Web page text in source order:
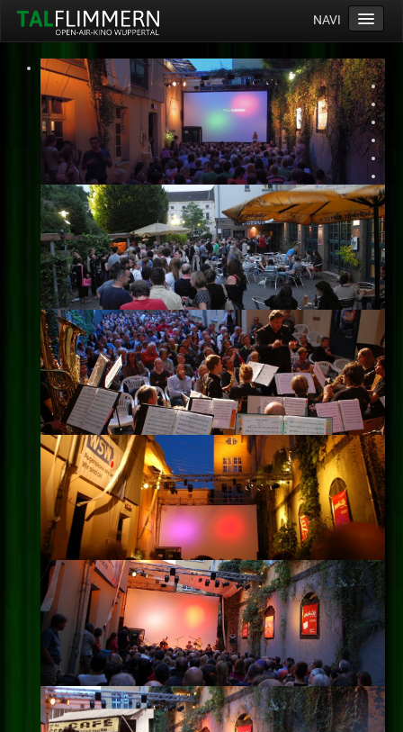
NAVI
Home
Programm
Service
Ticketinfos
Ort
Anreise
Wetter
Kinogutschein
Konzept
Archiv
Kontakt
Impressum
Datenschutz